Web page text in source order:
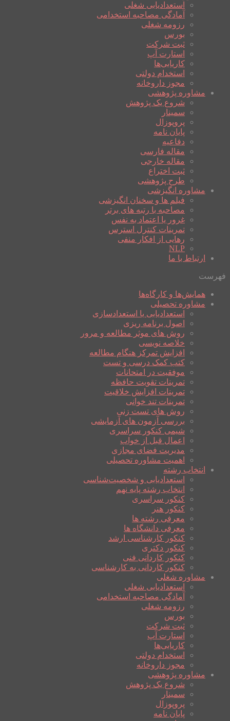
استعدادیابی شغلی
آمادگی مصاحبه استخدامی
رزومه شغلی
بورس
ثبت شرکت
استارت آپ
کاریابی‌ها
استخدام دولتی
مجوز داروخانه
مشاوره پژوهشی
شروع یک پژوهش
سمینار
پروپوزال
پایان نامه
دفاعیه
مقاله فارسی
مقاله خارجی
ثبت اختراع
طرح پژوهشی
مشاوره انگیزشی
فیلم ها و سخنان انگیزشی
مصاحبه با رتبه های برتر
غرور یا اعتماد به نفس
تمرینات کنترل استرس
رهایی از افکار منفی
NLP
ارتباط با ما
فهرست
همایش‌ها و کارگاه‌ها
مشاوره تحصیلی
استعدادیابی یا استعدادسازی
اصول برنامه ریزی
روش های موثر مطالعه و مرور
خلاصه نویسی
افزایش تمرکز هنگام مطالعه
کتب کمک درسی و تست
موفقیت در امتحانات
تمرینات تقویت حافظه
تمرینات افزایش خلاقیت
تمرینات تند خوانی
روش های تست زنی
بررسی آزمون های آزمایشی
شیمی کنکور سراسری
اعمال قبل از خواب
مدیریت فضای مجازی
اهمیت مشاوره تحصیلی
انتخاب رشته
استعدادیابی و شخصیت‌شناسی
انتخاب رشته پایه نهم
کنکور سراسری
کنکور هنر
معرفی رشته ها
معرفی دانشگاه ها
کنکور کارشناسی ارشد
کنکور دکتری
کنکور کاردانی فنی
کنکور کاردانی به کارشناسی
مشاوره شغلی
استعدادیابی شغلی
آمادگی مصاحبه استخدامی
رزومه شغلی
بورس
ثبت شرکت
استارت آپ
کاریابی‌ها
استخدام دولتی
مجوز داروخانه
مشاوره پژوهشی
شروع یک پژوهش
سمینار
پروپوزال
پایان نامه